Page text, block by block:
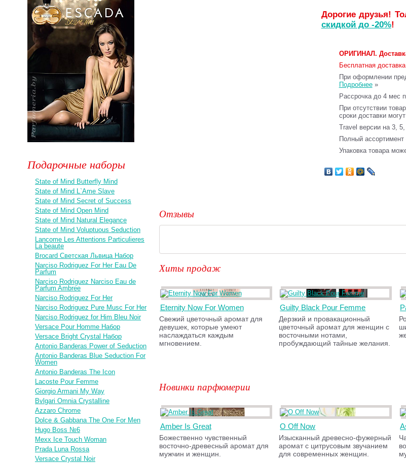
Дорогие друзья!
скидкой до -20%!
ОРИГИНАЛ.
Бесплатная
При оформлении
Подробнее»
Рассрочка до 4 мес
При отсутствии
сроки доставки
Travel версии на 3,
Полный
Упаковка товара
Отзывы
Хиты продаж
Eternity Now For Women
Свежий цветочный аромат для
девушек, которые умеют
наслаждаться каждым
мгновением.
Guilty Black Pour Femme
Дерзкий и провакационный
цветочный аромат для женщин с
восточными нотами,
пробуждающий тайные желания.
Новинки парфюмерии
Amber Is Great
Божественно чувственный
восточно-древесный аромат для
мужчин и женщин.
O Off Now
Изысканный древесно-фужерный
аромат с цитрусовым звучанием
для современных женщин.
Подарочные наборы
State of Mind Butterfly Mind
State of Mind L`Ame Slave
State of Mind Secret of Success
State of Mind Open Mind
State of Mind Natural Elegance
State of Mind Voluptuous Seduction
Lancome Les Attentions Particulieres
La beaute
Brocard Светская Львица Набор
Narciso Rodriguez For Her Eau De
Parfum
Narciso Rodriguez Narciso Eau de
Parfum Ambree
Narciso Rodriguez For Her
Narciso Rodriguez Pure Musc For Her
Narciso Rodriguez for Him Bleu Noir
Versace Pour Homme Набор
Versace Bright Crystal Набор
Antonio Banderas Power of Seduction
Antonio Banderas Blue Seduction For
Women
Antonio Banderas The Icon
Lacoste Pour Femme
Giorgio Armani My Way
Bvlgari Omnia Crystalline
Azzaro Chrome
Dolce & Gabbana The One For Men
Hugo Boss №6
Mexx Ice Touch Woman
Prada Luna Rossa
Versace Crystal Noir